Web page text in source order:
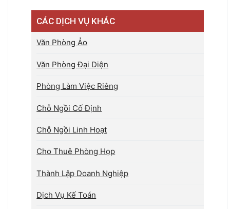
CÁC DỊCH VỤ KHÁC
Văn Phòng Ảo
Văn Phòng Đại Diện
Phòng Làm Việc Riêng
Chỗ Ngồi Cố Định
Chỗ Ngồi Linh Hoạt
Cho Thuê Phòng Họp
Thành Lập Doanh Nghiệp
Dịch Vụ Kế Toán